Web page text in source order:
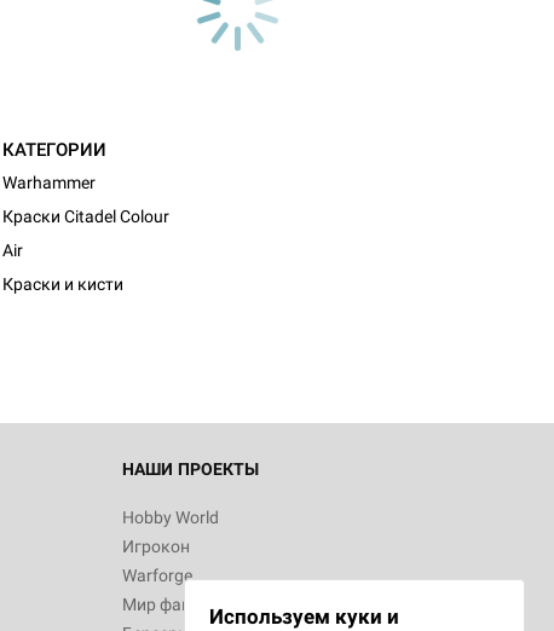
КАТЕГОРИИ
Warhammer
Краски Citadel Colour
Air
Краски и кисти
НАШИ ПРОЕКТЫ
Hobby World
Игрокон
Warforge
Мир фантастикиИспользуем куки и